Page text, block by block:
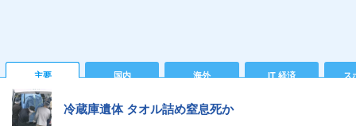
主要 国内 海外 IT 経済 ス
冷蔵庫遺体 タオル詰め窒息死か